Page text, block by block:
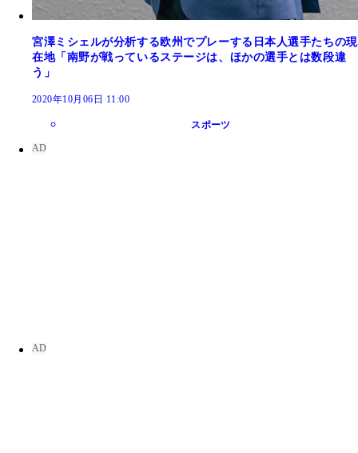
宮澤ミシェルが分析する欧州でプレーする日本人選手たちの現
在地「南野が戦っているステージは、ほかの選手とは数段違
う」
2020年10月06日 11:00
スポーツ